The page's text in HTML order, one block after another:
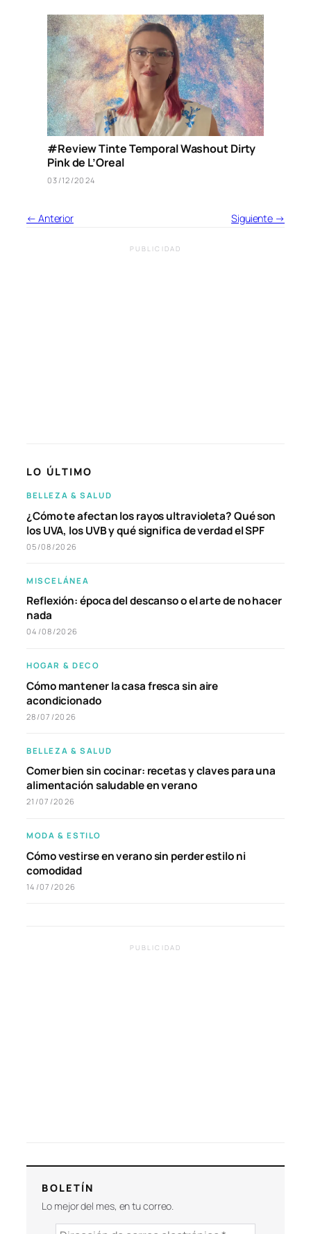
#Review Tinte Temporal Washout Dirty
Pink de L’Oreal
03/12/2024
← Anterior Siguiente →
PUBLICIDAD
LO ÚLTIMO
BELLEZA & SALUD
¿Cómo te afectan los rayos ultravioleta? Qué son
los UVA, los UVB y qué significa de verdad el SPF
05/08/2026
MISCELÁNEA
Reflexión: época del descanso o el arte de no hacer
nada
04/08/2026
HOGAR & DECO
Cómo mantener la casa fresca sin aire
acondicionado
28/07/2026
BELLEZA & SALUD
Comer bien sin cocinar: recetas y claves para una
alimentación saludable en verano
21/07/2026
MODA & ESTILO
Cómo vestirse en verano sin perder estilo ni
comodidad
14/07/2026
PUBLICIDAD
BOLETÍN
Lo mejor del mes, en tu correo.